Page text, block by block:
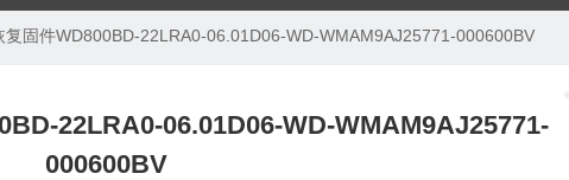
复固件WD800BD-22LRA0-06.01D06-WD-WMAM9AJ25771-000600BV
22LRA0-06.01D06-WD-WMAM9AJ25771-
000600BV